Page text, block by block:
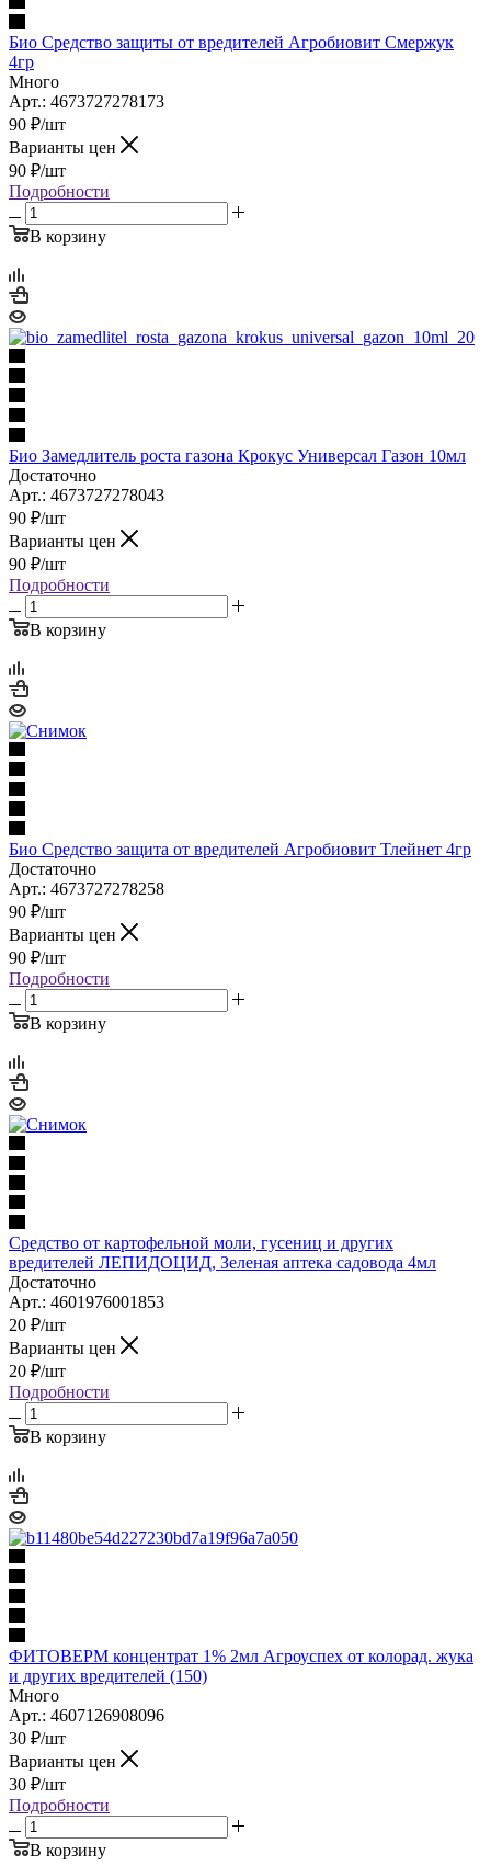
Био Средство защиты от вредителей Агробиовит Смержук
4гр
Много
Арт.: 4673727278173
90 ₽/шт
Варианты цен
90 ₽/шт
Подробности
В корзину
Био Замедлитель роста газона Крокус Универсал Газон 10мл
Достаточно
Арт.: 4673727278043
90 ₽/шт
Варианты цен
90 ₽/шт
Подробности
В корзину
Био Средство защита от вредителей Агробиовит Тлейнет 4гр
Достаточно
Арт.: 4673727278258
90 ₽/шт
Варианты цен
90 ₽/шт
Подробности
В корзину
Средство от картофельной моли, гусениц и других
вредителей ЛЕПИДОЦИД, Зеленая аптека садовода 4мл
Достаточно
Арт.: 4601976001853
20 ₽/шт
Варианты цен
20 ₽/шт
Подробности
В корзину
ФИТОВЕРМ концентрат 1% 2мл Агроуспех от колорад. жука
и других вредителей (150)
Много
Арт.: 4607126908096
30 ₽/шт
Варианты цен
30 ₽/шт
Подробности
В корзину